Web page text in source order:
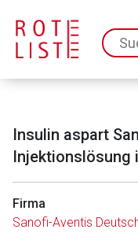
Insulin aspart
Injektionslösung
Firma
Sanofi-Aventis